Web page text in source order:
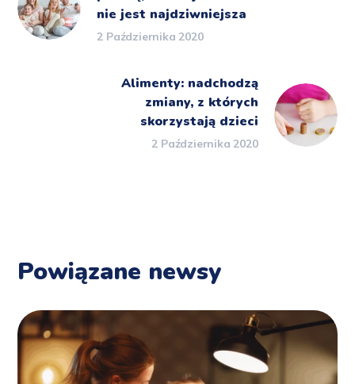
nie jest najdziwniejsza
2 Października 2020
Alimenty: nadchodzą
zmiany, z których
skorzystają dzieci
2 Października 2020
Powiązane newsy